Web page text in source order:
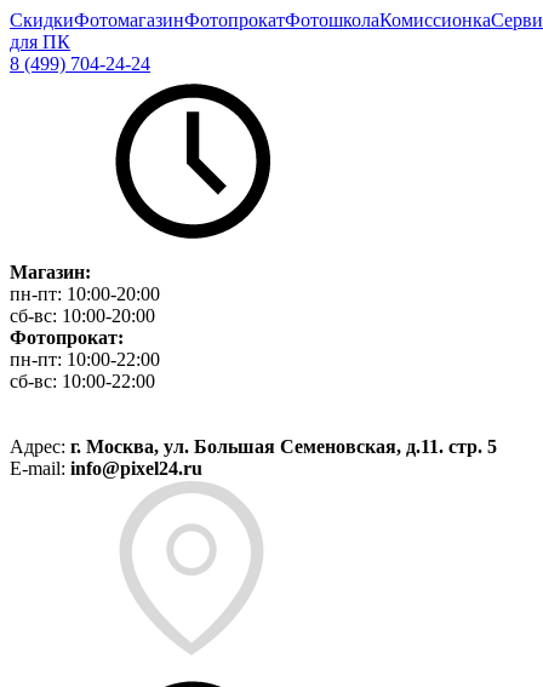
СкидкиФотомагазинФотопрокатФотошколаКомиссионка
для ПК
8 (499) 704-24-24
Магазин:
пн-пт: 10:00-20:00
сб-вс: 10:00-20:00
Фотопрокат:
пн-пт: 10:00-22:00
сб-вс: 10:00-22:00
Адрес: г. Москва, ул. Большая Семеновская, д.11. стр. 5
E-mail: info@pixel24.ru